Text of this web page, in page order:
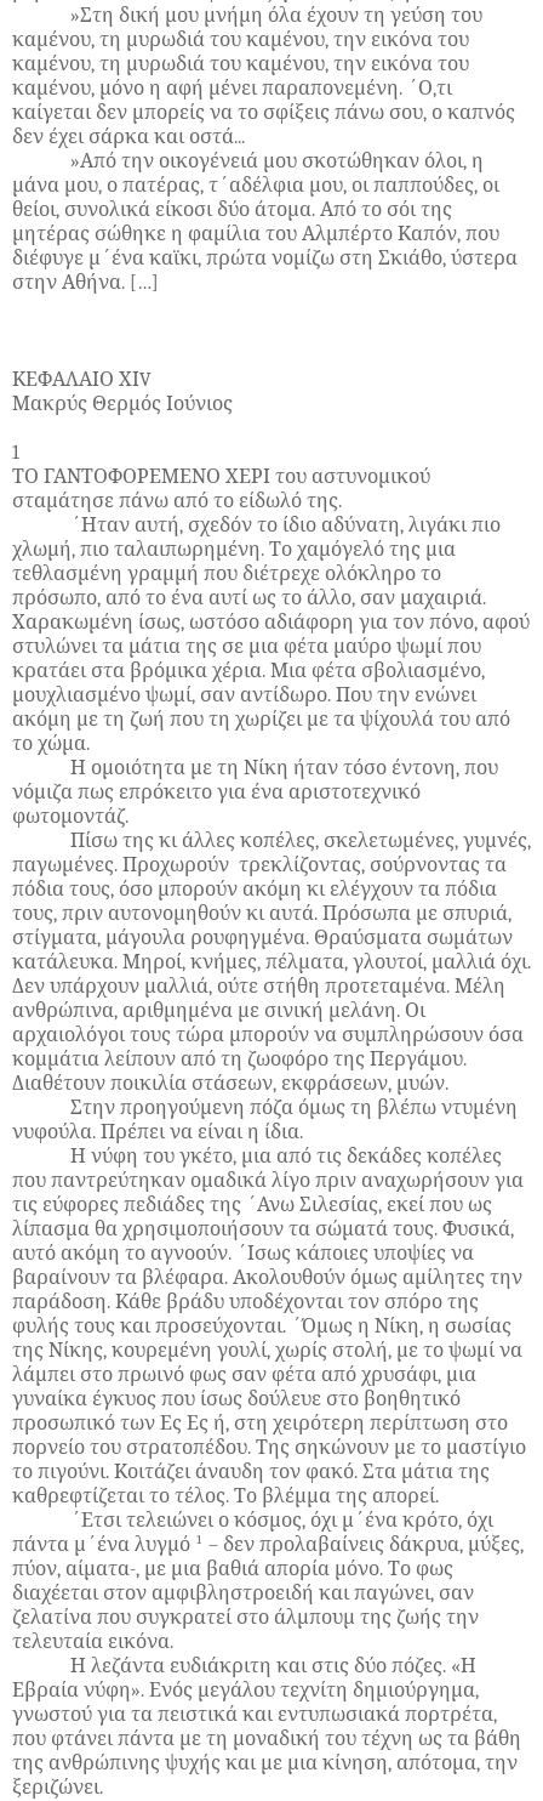
»Στη δική μου μνήμη όλα έχουν τη γεύση του
καμένου, τη μυρωδιά του καμένου, την εικόνα του
καμένου, τη μυρωδιά του καμένου, την εικόνα του
καμένου, μόνο η αφή μένει παραπονεμένη. ΄Ο,τι
καίγεται δεν μπορείς να το σφίξεις πάνω σου, ο καπνός
δεν έχει σάρκα και οστά...
»Από την οικογένειά μου σκοτώθηκαν όλοι, η
μάνα μου, ο πατέρας, τ΄αδέλφια μου, οι παππούδες, οι
θείοι, συνολικά είκοσι δύο άτομα. Από το σόι της
μητέρας σώθηκε η φαμίλια του Αλμπέρτο Καπόν, που
διέφυγε μ΄ένα καϊκι, πρώτα νομίζω στη Σκιάθο, ύστερα
στην Αθήνα. […]
ΚΕΦΑΛΑΙΟ ΧΙV
Μακρύς Θερμός Ιούνιος
1
ΤΟ ΓΑΝΤΟΦΟΡΕΜΕΝΟ ΧΕΡΙ του αστυνομικού
σταμάτησε πάνω από το είδωλό της.
΄Ηταν αυτή, σχεδόν το ίδιο αδύνατη, λιγάκι πιο
χλωμή, πιο ταλαιπωρημένη. Το χαμόγελό της μια
τεθλασμένη γραμμή που διέτρεχε ολόκληρο το
πρόσωπο, από το ένα αυτί ως το άλλο, σαν μαχαιριά.
Χαρακωμένη ίσως, ωστόσο αδιάφορη για τον πόνο, αφού
στυλώνει τα μάτια της σε μια φέτα μαύρο ψωμί που
κρατάει στα βρόμικα χέρια. Μια φέτα σβολιασμένο,
μουχλιασμένο ψωμί, σαν αντίδωρο. Που την ενώνει
ακόμη με τη ζωή που τη χωρίζει με τα ψίχουλά του από
το χώμα.
Η ομοιότητα με τη Νίκη ήταν τόσο έντονη, που
νόμιζα πως επρόκειτο για ένα αριστοτεχνικό
φωτομοντάζ.
Πίσω της κι άλλες κοπέλες, σκελετωμένες, γυμνές,
παγωμένες. Προχωρούν τρεκλίζοντας, σούρνοντας τα
πόδια τους, όσο μπορούν ακόμη κι ελέγχουν τα πόδια
τους, πριν αυτονομηθούν κι αυτά. Πρόσωπα με σπυριά,
στίγματα, μάγουλα ρουφηγμένα. Θραύσματα σωμάτων
κατάλευκα. Μηροί, κνήμες, πέλματα, γλουτοί, μαλλιά όχι.
Δεν υπάρχουν μαλλιά, ούτε στήθη προτεταμένα. Μέλη
ανθρώπινα, αριθμημένα με σινική μελάνη. Οι
αρχαιολόγοι τους τώρα μπορούν να συμπληρώσουν όσα
κομμάτια λείπουν από τη ζωοφόρο της Περγάμου.
Διαθέτουν ποικιλία στάσεων, εκφράσεων, μυών.
Στην προηγούμενη πόζα όμως τη βλέπω ντυμένη
νυφούλα. Πρέπει να είναι η ίδια.
Η νύφη του γκέτο, μια από τις δεκάδες κοπέλες
που παντρεύτηκαν ομαδικά λίγο πριν αναχωρήσουν για
τις εύφορες πεδιάδες της ΄Ανω Σιλεσίας, εκεί που ως
λίπασμα θα χρησιμοποιήσουν τα σώματά τους. Φυσικά,
αυτό ακόμη το αγνοούν. ΄Ισως κάποιες υποψίες να
βαραίνουν τα βλέφαρα. Ακολουθούν όμως αμίλητες την
παράδοση. Κάθε βράδυ υποδέχονται τον σπόρο της
φυλής τους και προσεύχονται. ΄Όμως η Νίκη, η σωσίας
της Νίκης, κουρεμένη γουλί, χωρίς στολή, με το ψωμί να
λάμπει στο πρωινό φως σαν φέτα από χρυσάφι, μια
γυναίκα έγκυος που ίσως δούλευε στο βοηθητικό
προσωπικό των Ες Ες ή, στη χειρότερη περίπτωση στο
πορνείο του στρατοπέδου. Της σηκώνουν με το μαστίγιο
το πιγούνι. Κοιτάζει άναυδη τον φακό. Στα μάτια της
καθρεφτίζεται το τέλος. Το βλέμμα της απορεί.
΄Ετσι τελειώνει ο κόσμος, όχι μ΄ένα κρότο, όχι
πάντα μ΄ένα λυγμό ¹ – δεν προλαβαίνεις δάκρυα, μύξες,
πύον, αίματα-, με μια βαθιά απορία μόνο. Το φως
διαχέεται στον αμφιβληστροειδή και παγώνει, σαν
ζελατίνα που συγκρατεί στο άλμπουμ της ζωής την
τελευταία εικόνα.
Η λεζάντα ευδιάκριτη και στις δύο πόζες. «Η
Εβραία νύφη». Ενός μεγάλου τεχνίτη δημιούργημα,
γνωστού για τα πειστικά και εντυπωσιακά πορτρέτα,
που φτάνει πάντα με τη μοναδική του τέχνη ως τα βάθη
της ανθρώπινης ψυχής και με μια κίνηση, απότομα, την
ξεριζώνει.